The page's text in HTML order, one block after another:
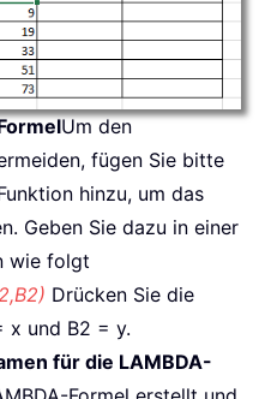
Um den
fügen Sie bitte
hinzu, um das
Geben Sie dazu in einer
wie folgt
Drücken Sie die
x und B2 = y.
für die LAMBDA-